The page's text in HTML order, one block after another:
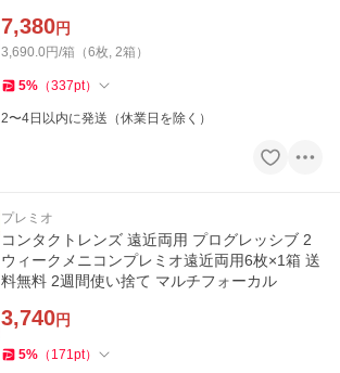
7,380円
3,690.0円/箱（6枚, 2箱）
5% （337pt）
2〜4日以内に発送（休業日を除く）
プレミオ
コンタクトレンズ 遠近両用 プログレッシブ 2
ウィークメニコンプレミオ遠近両用6枚×1箱 送
料無料 2週間使い捨て マルチフォーカル
3,740円
5% （ 171pt）